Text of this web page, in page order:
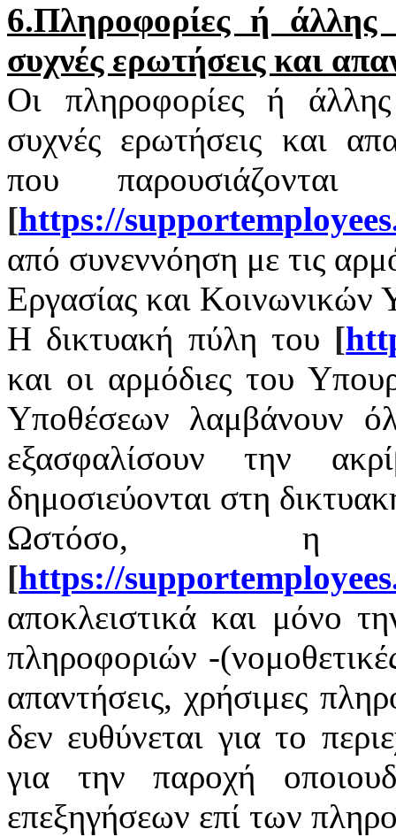
6.Πληροφορίες ή άλλης
συχνές ερωτήσεις και
Οι πληροφορίες ή άλλης
συχνές ερωτήσεις και
που
[https://supportemployees
από συνεννόηση με τις
Εργασίας και Κοινωνικών
Η δικτυακή πύλη του [
και οι αρμόδιες του
Υποθέσεων λαμβάνουν
εξασφαλίσουν την
δημοσιεύονται στη
Ωστόσο, η
[https://supportemployees
αποκλειστικά και μόνο
πληροφοριών -
απαντήσεις, χρήσιμες
δεν ευθύνεται για το
για την παροχή
επεξηγήσεων επί των